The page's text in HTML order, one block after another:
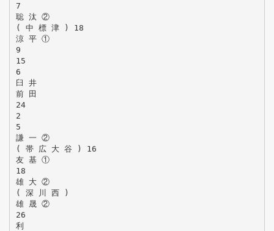
7
聡 汰 ②
( 中 標 津 ) 18
涼 平 ①
9
15
6
臼 井
前 田
24
2
5
謙 一 ②
( 帯 広 大 谷 ) 16
友 基 ①
18
雄 大 ②
( 深 川 西 )
雄 晟 ②
26
利